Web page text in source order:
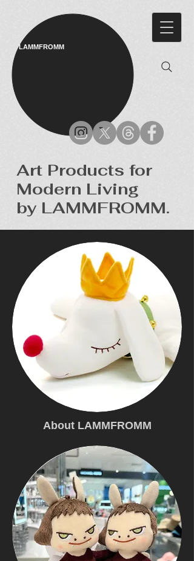
LAMMFROMM​
Art Products for
Modern Living
by LAMMFROMM.
About LAMMFROMM